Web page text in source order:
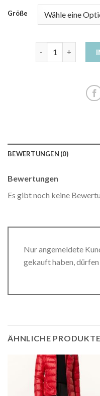
Größe
BEWERTUNGEN (0)
Bewertungen
Es gibt noch keine
Nur angemeldete
gekauft haben,
ÄHNLICHE PRODUKTE